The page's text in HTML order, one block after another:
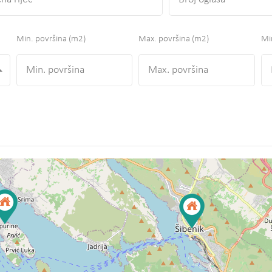
Min. površina (m2) Max. površina (m2)